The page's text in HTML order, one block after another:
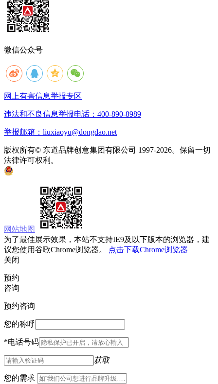
微信公众号
网上有害信息举报专区
违法和不良信息举报电话：400-890-8989
举报邮箱：liuxiaoyu@dongdao.net
版权所有© 东道品牌创意集团有限公司 1997-2026。保留一切
法律许可权利。
网站地图
为了最佳展示效果，本站不支持IE9及以下版本的浏览器，建
议您使用谷歌Chrome浏览器。
点击下载Chrome浏览器
关闭
预约
咨询
预约咨询
您的称呼
*电话号码
获取
您的需求